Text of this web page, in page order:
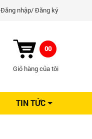
Đăng nhập Đăng ký
00
Giỏ hàng của tôi
TIN TỨC